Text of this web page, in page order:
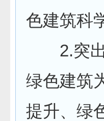
色建筑科
2.突出
绿色建筑
提升、绿